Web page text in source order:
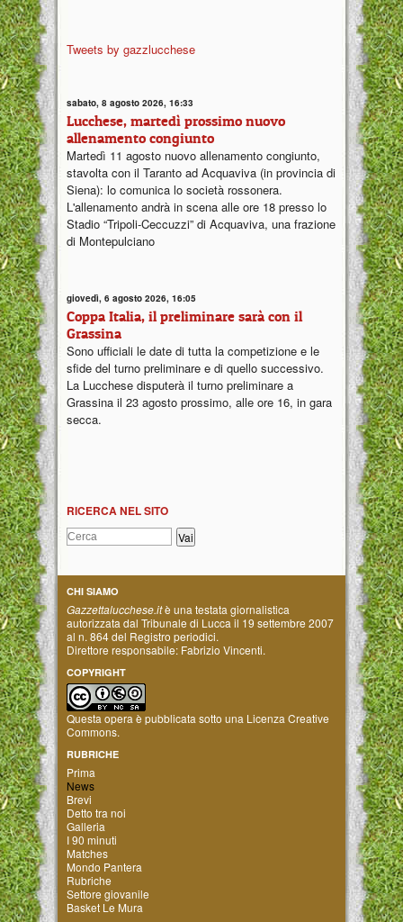
Tweets by gazzlucchese
sabato, 8 agosto 2026, 16:33
Lucchese, martedì prossimo nuovo
allenamento congiunto
Martedì 11 agosto nuovo allenamento congiunto,
stavolta con il Taranto ad Acquaviva (in provincia di
Siena): lo comunica lo società rossonera.
L'allenamento andrà in scena alle ore 18 presso lo
Stadio “Tripoli-Ceccuzzi” di Acquaviva, una frazione
di Montepulciano
giovedì, 6 agosto 2026, 16:05
Coppa Italia, il preliminare sarà con il
Grassina
Sono ufficiali le date di tutta la competizione e le
sfide del turno preliminare e di quello successivo.
La Lucchese disputerà il turno preliminare a
Grassina il 23 agosto prossimo, alle ore 16, in gara
secca.
RICERCA NEL SITO
CHI SIAMO
Gazzettalucchese.itè una testata giornalistica
autorizzata dal Tribunale di Lucca il 19 settembre 2007
al n. 864 del Registro periodici.
Direttore responsabile: Fabrizio Vincenti.
COPYRIGHT
Questa opera è pubblicata sotto una Licenza Creative
Commons.
RUBRICHE
Prima
News
Brevi
Detto tra noi
Galleria
I 90 minuti
Matches
Mondo Pantera
Rubriche
Settore giovanile
Basket Le Mura